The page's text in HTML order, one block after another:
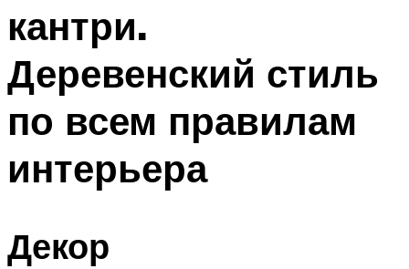
кантри.
Деревенский стиль
по всем правилам
интерьера
Декор